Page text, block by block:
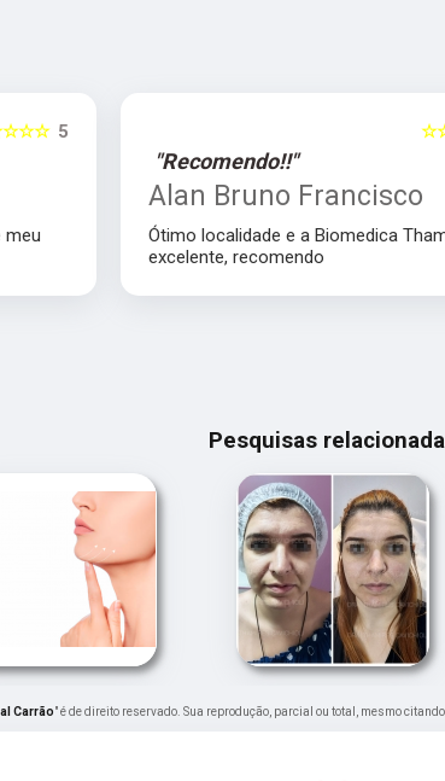
5
meu
"Recomendo!!"
Alan Bruno Francisco
Ótimo localidade e a Biomedica
excelente, recomendo
Pesquisas
Carrão" é de direito reservado. Sua reprodução, parcial ou total, mesmo